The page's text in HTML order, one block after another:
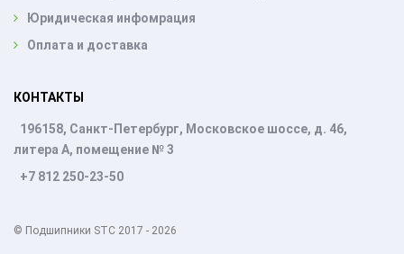
Юридическая инфомрация
Оплата и доставка
КОНТАКТЫ
196158, Санкт-Петербург, Московское шоссе, д. 46,
литера А, помещение № 3
+7 812 250-23-50
© Подшипники STC 2017 - 2026